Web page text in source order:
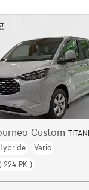
Custom
Vario
224 PK )